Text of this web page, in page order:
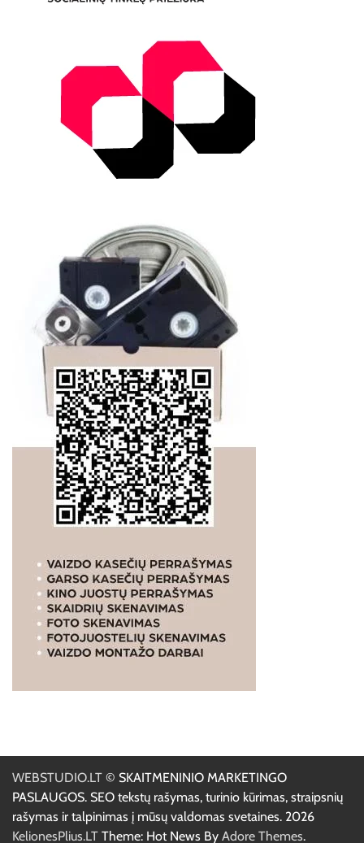
WEBSTUDIO.LT © SKAITMENINIO MARKETINGO
PASLAUGOS. SEO tekstų rašymas, turinio kūrimas, straipsnių
rašymas ir talpinimas į mūsų valdomas svetaines. 2026
KelionesPlius.LT Theme: Hot News By Adore Themes.